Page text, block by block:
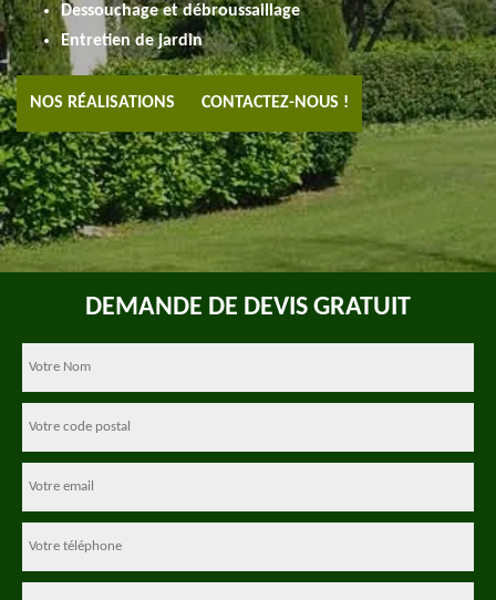
Dessouchage et débroussaillage
Entretien de jardin
NOS RÉALISATIONS CONTACTEZ-NOUS !
DEMANDE DE DEVIS GRATUIT